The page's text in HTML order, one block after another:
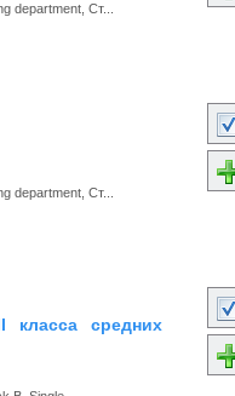
department, Ст...
department, Ст...
класса средних